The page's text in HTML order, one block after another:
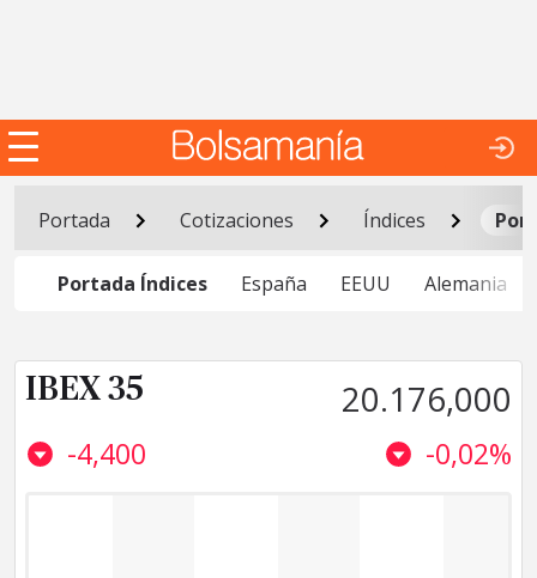
Portada Cotizaciones Índices
Portada Índices España EEUU Alemania
IBEX 35 20.176,000
-4,400 -0,02%